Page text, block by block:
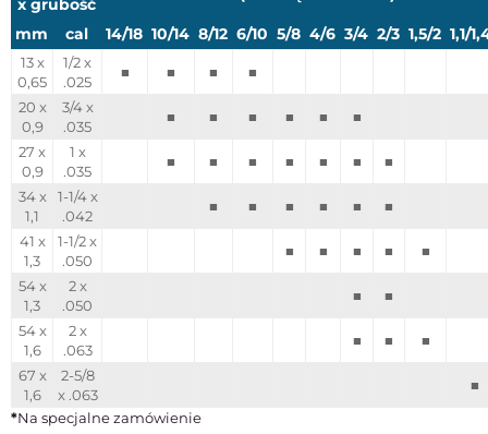
x grubość
mm cal 14/18 10/14 8/12 6/10 5/8 4/6 3/4 2/3 1,5/2 1,1/
13 x
0,65
1/2 x
.025
■ ■ ■
■
20 x
0,9
3/4 x
.035
■ ■ ■ ■ ■
■
27 x
0,9
1 x
.035
■ ■ ■ ■ ■ ■
■
34 x
1,1
1-1/4 x
.042
■ ■ ■ ■ ■
■
41 x
1,3
1-1/2 x
.050
■ ■ ■ ■
■
54 x
1,3
2 x
.050
■
■
54 x
1,6
2 x
.063
■ ■
■
67 x
1,6
2-5/8
x .063
■
*Na specjalne zamówienie